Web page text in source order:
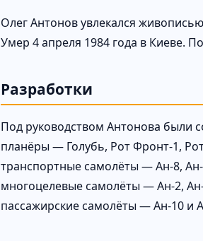
Олег Антонов увлекался
Умер 4 апреля 1984 года в Киеве.
Разработки
Под руководством Антонова были
планёры — Голубь, Рот Фронт-1,
транспортные самолёты — Ан-8, Ан-
многоцелевые самолёты — Ан-2,
пассажирские самолёты — Ан-10 и